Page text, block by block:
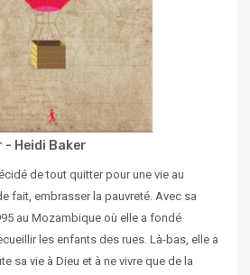
- Heidi Baker
de tout quitter pour une vie au
fait, embrasser la pauvreté. Avec sa
au Mozambique où elle a fondé
les enfants des rues. Là-bas, elle a
sa vie à Dieu et à ne vivre que de la